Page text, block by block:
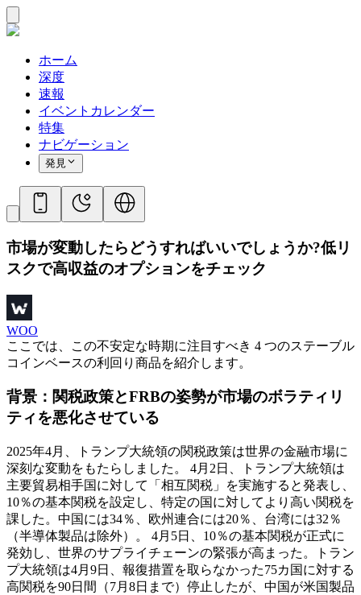
ホーム
深度
速報
イベントカレンダー
特集
ナビゲーション
発見
市場が変動したらどうすればいいでしょうか?低リ
スクで高収益のオプションをチェック
WOO
ここでは、この不安定な時期に注目すべき 4 つのステーブル
コインベースの利回り商品を紹介します。
背景：関税政策とFRBの姿勢が市場のボラティリ
ティを悪化させている
2025年4月、トランプ大統領の関税政策は世界の金融市場に
深刻な変動をもたらしました。 4月2日、トランプ大統領は
主要貿易相手国に対して「相互関税」を実施すると発表し、
10％の基本関税を設定し、特定の国に対してより高い関税を
課した。中国には34％、欧州連合には20％、台湾には32％
（半導体製品は除外）。 4月5日、10％の基本関税が正式に
発効し、世界のサプライチェーンの緊張が高まった。トラン
プ大統領は4月9日、報復措置を取らなかった75カ国に対する
高関税を90日間（7月8日まで）停止したが、中国が米国製品